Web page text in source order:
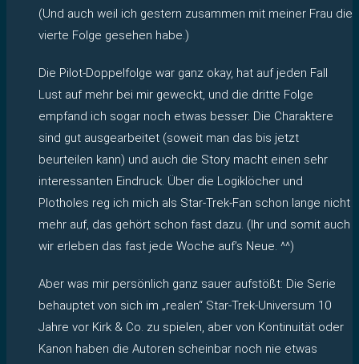
(Und auch weil ich gestern zusammen mit meiner Frau die
vierte Folge gesehen habe.)
Die Pilot-Doppelfolge war ganz okay, hat auf jeden Fall
Lust auf mehr bei mir geweckt, und die dritte Folge
empfand ich sogar noch etwas besser. Die Charaktere
sind gut ausgearbeitet (soweit man das bis jetzt
beurteilen kann) und auch die Story macht einen sehr
interessanten Eindruck. Über die Logiklöcher und
Plotholes reg ich mich als Star-Trek-Fan schon lange nicht
mehr auf, das gehört schon fast dazu. (Ihr und somit auch
wir erleben das fast jede Woche auf’s Neue. ^^)
Aber was mir persönlich ganz sauer aufstößt: Die Serie
behauptet von sich im „realen“ Star-Trek-Universum 10
Jahre vor Kirk & Co. zu spielen, aber von Kontinuität oder
Kanon haben die Autoren scheinbar noch nie etwas